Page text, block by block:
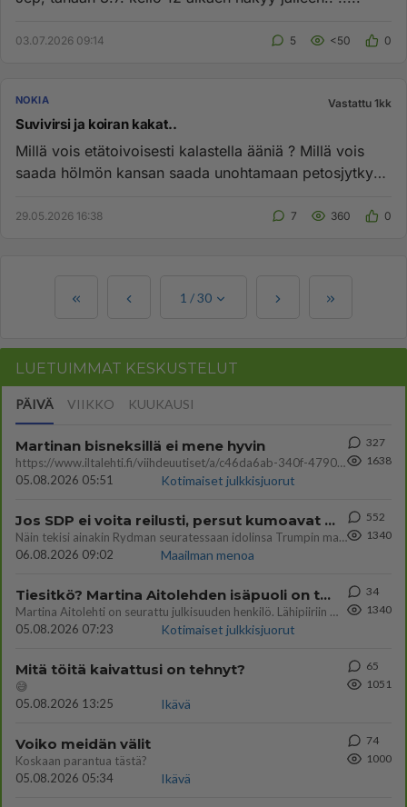
03.07.2026 09:14 5 <50 0
NOKIA Vastattu 1kk
Suvivirsi ja koiran kakat..
Millä vois etätoivoisesti kalastella ääniä ? Millä vois
saada hölmön kansan saada unohtamaan petosjytkyn
29.05.2026 16:38 7 360 0
1 /30
LUETUIMMAT KESKUSTELUT
PÄIVÄ VIIKKO KUUKAUSI
Martinan bisneksillä ei mene hyvin
https://www.iltalehti.fi/viihdeuutiset/a/c46da6ab-340f-4790-aaa7-0865eed2336 Yrityksen konkurssihakemus on tullut kärä
05.08.2026 05:51
Kotimaiset julkkisjuorut
327
1638
Jos SDP ei voita reilusti, persut kumoavat demokratian Suomesta
Näin tekisi ainakin Rydman seuratessaan idolinsa Trumpin mallia https://www.is.fi/politiikka/art-2000012187244.html
06.08.2026 09:02
Maailman menoa
552
1340
Tiesitkö? Martina Aitolehden isäpuoli on tämä suosittu laulaja
Martina Aitolehti on seurattu julkisuuden henkilö. Lähipiiriin mahtuu muitakin tunnettuja henkilöitä. Tiesitkö, että Ma
05.08.2026 07:23
Kotimaiset julkkisjuorut
34
1340
Mitä töitä kaivattusi on tehnyt?
😅
05.08.2026 13:25
Ikävä
65
1051
Voiko meidän välit
Koskaan parantua tästä?
05.08.2026 05:34
Ikävä
74
1000